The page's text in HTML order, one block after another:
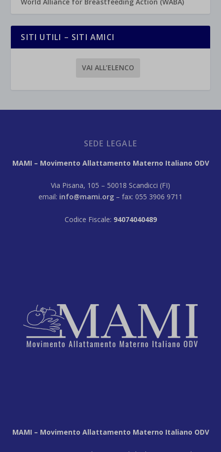
SITI UTILI – SITI AMICI
VAI ALL’ELENCO
SEDE LEGALE
MAMI – Movimento Allattamento Materno Italiano ODV
Via Pisana, 105 – 50018 Scandicci (FI)
email: info@mami.org – fax: 055 3906 9711
Codice Fiscale: 94074040489
MAMI – Movimento Allattamento Materno Italiano ODV